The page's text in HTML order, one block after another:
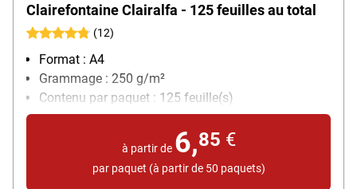
Clairefontaine Clairalfa - 125 feuilles au total
(12)
Format : A4
Grammage : 250 g/m²
Contenu par paquet : 125 feuille(s)
à partir de 6,85 €
par paquet (à partir de 50 paquets)